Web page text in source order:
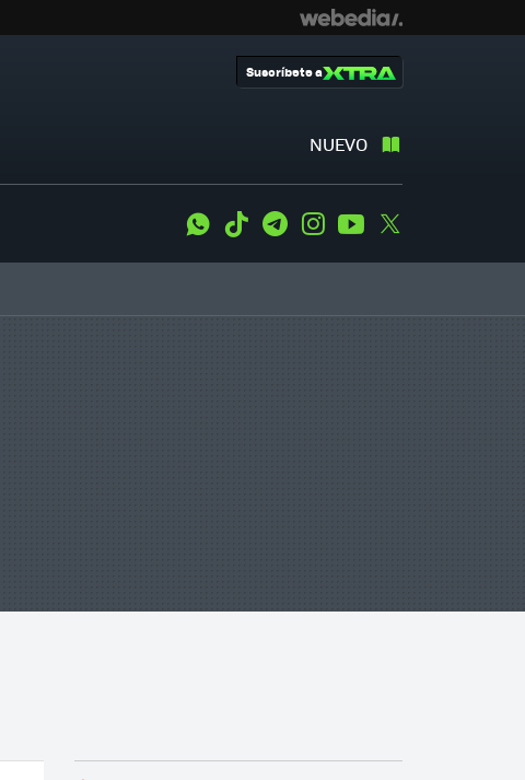
NUEVO
Suscríbete a
WhatsApp
Tiktok TelegramInstagramYoutube